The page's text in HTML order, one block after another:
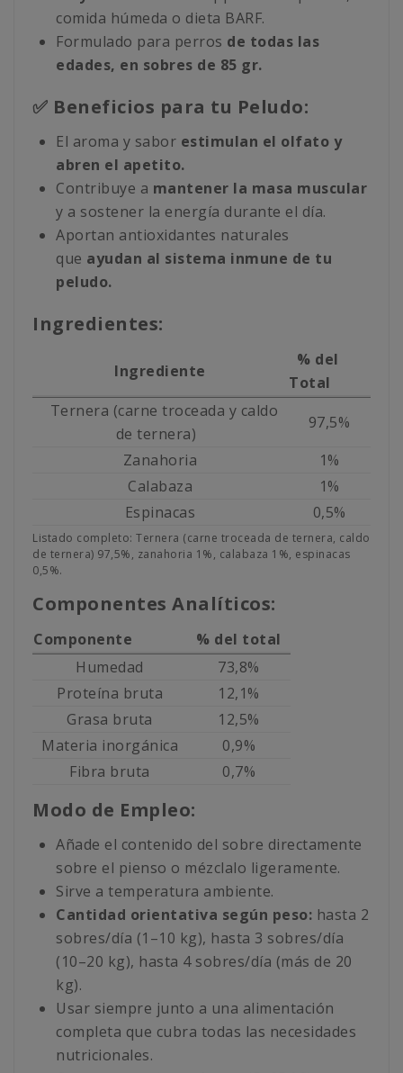
comida húmeda o dieta BARF.
Formulado para perros de todas las
edades, en sobres de 85 gr.
✅ Beneficios para tu Peludo:
El aroma y sabor estimulan el olfato y
abren el apetito.
Contribuye a mantener la masa muscular
y a sostener la energía durante el día.
Aportan antioxidantes naturales
que ayudan al sistema inmune de tu
peludo.
Ingredientes:
Ingrediente
% del
Total
Ternera (carne troceada y caldo
de ternera)
97,5%
Zanahoria
1%
Calabaza
1%
Espinacas
0,5%
Listado completo: Ternera (carne troceada de ternera, caldo
de ternera) 97,5%, zanahoria 1%, calabaza 1%, espinacas
0,5%.
Componentes Analíticos:
Componente
% del total
Humedad
73,8%
Proteína bruta
12,1%
Grasa bruta
12,5%
Materia inorgánica
0,9%
Fibra bruta
0,7%
Modo de Empleo:
Añade el contenido del sobre directamente
sobre el pienso o mézclalo ligeramente.
Sirve a temperatura ambiente.
Cantidad orientativa según peso: hasta 2
sobres/día (1–10 kg), hasta 3 sobres/día
(10–20 kg), hasta 4 sobres/día (más de 20
kg).
Usar siempre junto a una alimentación
completa que cubra todas las necesidades
nutricionales.